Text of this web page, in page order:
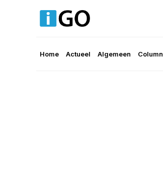
Home Actueel Algemeen Column